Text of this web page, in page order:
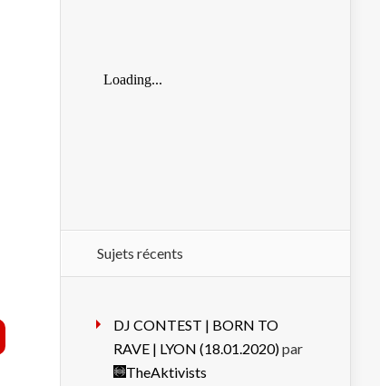
Sujets récents
DJ CONTEST | BORN TO
RAVE | LYON (18.01.2020)par
TheAktivists